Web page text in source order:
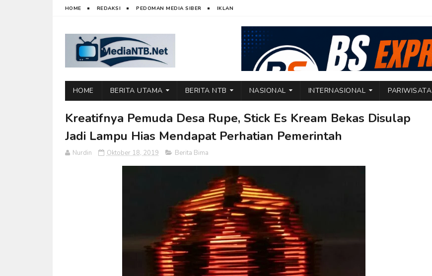
HOME REDAKSI PEDOMAN MEDIA SIBER IKLAN
HOME BERITA UTAMA BERITA NTB NASIONAL INTERNASIONAL PARIWISATA
Kreatifnya Pemuda Desa Rupe, Stick Es Kream Bekas Disulap
Jadi Lampu Hias Mendapat Perhatian Pemerintah
Nurdin Oktober 18, 2019 Berita Bima